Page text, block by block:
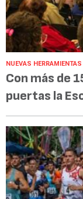
NUEVAS HERRAMIENTAS
Con más de
puertas la